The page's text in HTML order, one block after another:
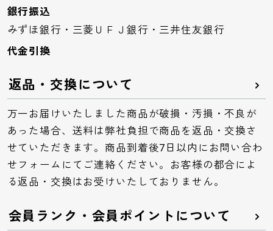
銀行振込
みずほ銀行・三菱ＵＦＪ銀行・三井住友銀行
代金引換
返品・交換について
万一お届けいたしました商品が破損・汚損・不良が
あった場合、送料は弊社負担で商品を返品・交換さ
せていただきます。商品到着後7日以内にお問い合わ
せフォームにてご連絡ください。お客様の都合によ
る返品・交換はお受けいたしておりません。
会員ランク・会員ポイントについて